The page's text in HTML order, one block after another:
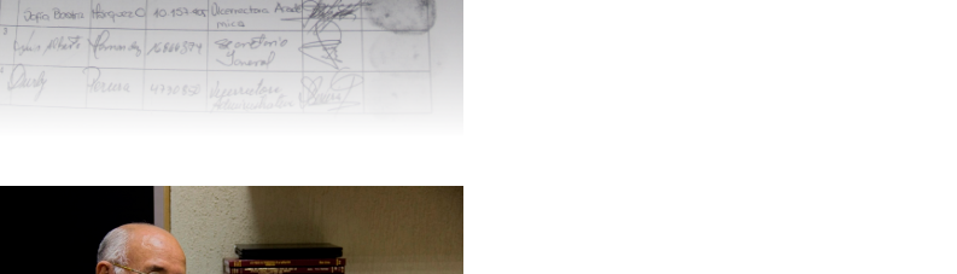
Autoridades Universitarias y
representantes de la Federación de
Centros de Estudiantes de la Universidad